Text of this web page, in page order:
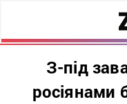
З-під
росіянами